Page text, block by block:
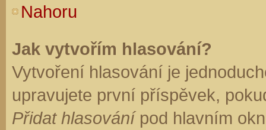
Nahoru
Jak vytvořím hlasování?
Vytvoření hlasování je
upravujete první příspěvek,
Přidat hlasovánípod hlavním